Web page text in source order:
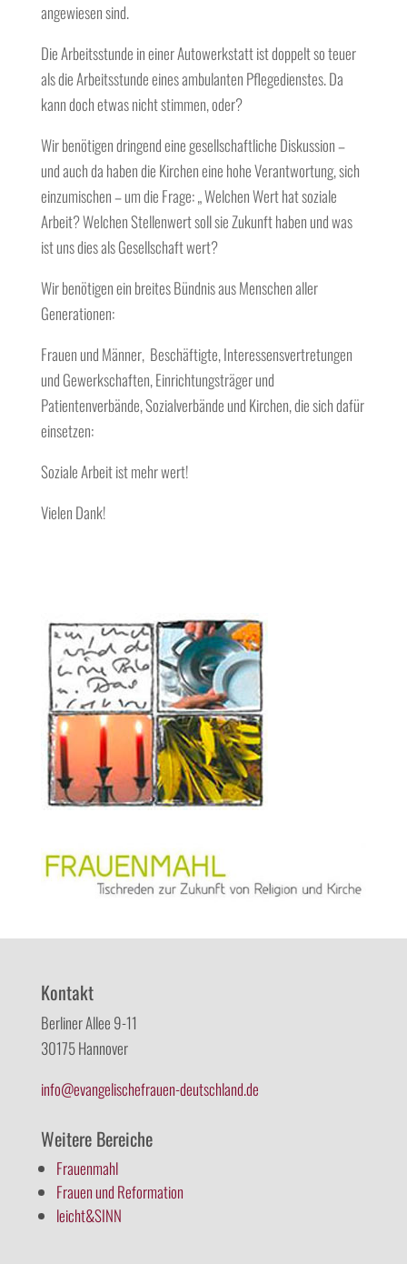
angewiesen sind.
Die Arbeitsstunde in einer Autowerkstatt ist doppelt so teuer
als die Arbeitsstunde eines ambulanten Pflegedienstes. Da
kann doch etwas nicht stimmen, oder?
Wir benötigen dringend eine gesellschaftliche Diskussion –
und auch da haben die Kirchen eine hohe Verantwortung, sich
einzumischen – um die Frage: „ Welchen Wert hat soziale
Arbeit? Welchen Stellenwert soll sie Zukunft haben und was
ist uns dies als Gesellschaft wert?
Wir benötigen ein breites Bündnis aus Menschen aller
Generationen:
Frauen und Männer, Beschäftigte, Interessensvertretungen
und Gewerkschaften, Einrichtungsträger und
Patientenverbände, Sozialverbände und Kirchen, die sich dafür
einsetzen:
Soziale Arbeit ist mehr wert!
Vielen Dank!
Kontakt
Berliner Allee 9-11
30175 Hannover
info@evangelischefrauen-deutschland.de
Weitere Bereiche
Frauenmahl
Frauen und Reformation
leicht&SINN